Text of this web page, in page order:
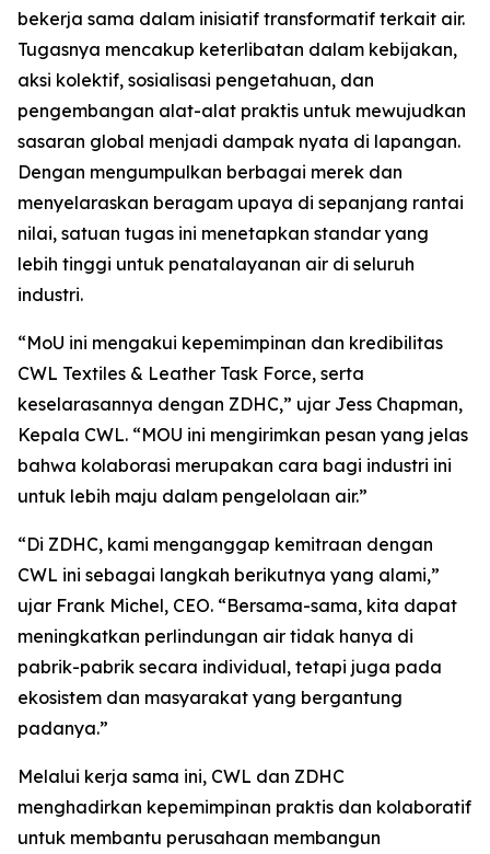
bekerja sama dalam inisiatif transformatif terkait air.
Tugasnya mencakup keterlibatan dalam kebijakan,
aksi kolektif, sosialisasi pengetahuan, dan
pengembangan alat-alat praktis untuk mewujudkan
sasaran global menjadi dampak nyata di lapangan.
Dengan mengumpulkan berbagai merek dan
menyelaraskan beragam upaya di sepanjang rantai
nilai, satuan tugas ini menetapkan standar yang
lebih tinggi untuk penatalayanan air di seluruh
industri.
“MoU ini mengakui kepemimpinan dan kredibilitas
CWL Textiles & Leather Task Force, serta
keselarasannya dengan ZDHC,” ujar Jess Chapman,
Kepala CWL. “MOU ini mengirimkan pesan yang jelas
bahwa kolaborasi merupakan cara bagi industri ini
untuk lebih maju dalam pengelolaan air.”
“Di ZDHC, kami menganggap kemitraan dengan
CWL ini sebagai langkah berikutnya yang alami,”
ujar Frank Michel, CEO. “Bersama-sama, kita dapat
meningkatkan perlindungan air tidak hanya di
pabrik-pabrik secara individual, tetapi juga pada
ekosistem dan masyarakat yang bergantung
padanya.”
Melalui kerja sama ini, CWL dan ZDHC
menghadirkan kepemimpinan praktis dan kolaboratif
untuk membantu perusahaan membangun